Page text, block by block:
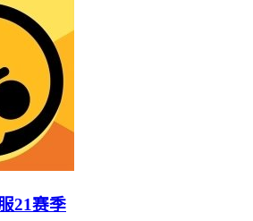
21赛季